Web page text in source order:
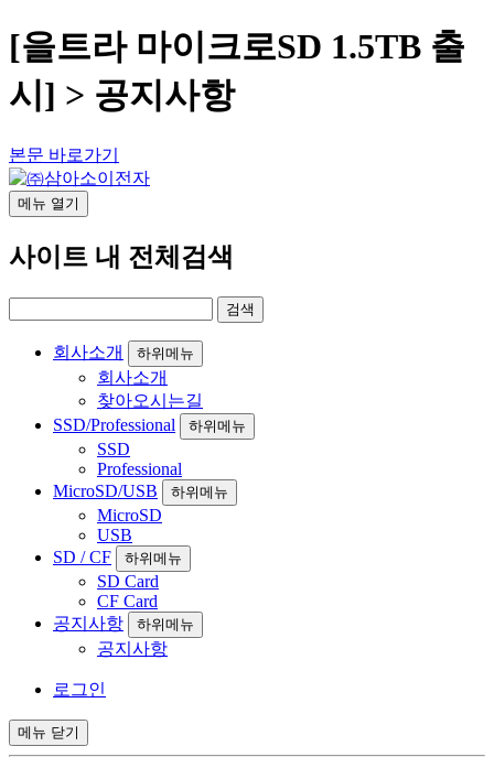
[을트라 마이크로SD 1.5TB 출
시] > 공지사항
본문 바로가기
메뉴 열기
사이트 내 전체검색
회사소개 하위메뉴
회사소개
찾아오시는길
SSD/Professional
하위메뉴
SSD
Professional
MicroSD/USB
하위메뉴
MicroSD
USB
SD / CF
하위메뉴
SD Card
CF Card
공지사항
하위메뉴
공지사항
로그인
메뉴 닫기